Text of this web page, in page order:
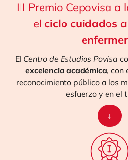
III Premio Cepovisa a
el ciclo cuidados
El Centro de Estudios Povisa
excelencia académica, con
reconocimiento público a los
esfuerzo y en el
↓